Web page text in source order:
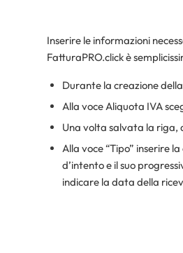
Inserire le informazioni
FatturaPRO.click è
Durante la creazione
Alla voce Aliquota IVA
Una volta salvata la riga,
Alla voce “Tipo” inserire
d’intento e il suo
indicare la data della